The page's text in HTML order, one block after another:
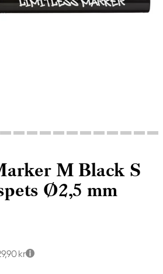
M Black S
Ø2,5 mm
kr